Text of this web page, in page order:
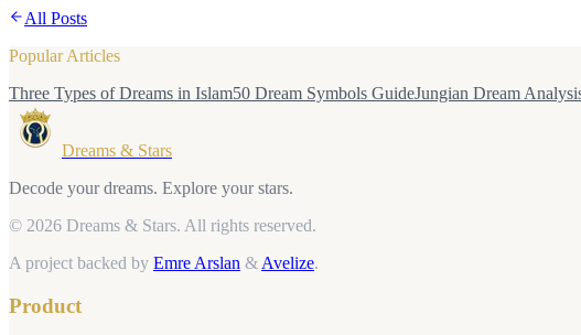
All Posts
Popular Articles
Three Types of Dreams in Islam50 Dream Symbols GuideJungian Dream
Dreams & Stars
Decode your dreams. Explore your stars.
© 2026 Dreams & Stars. All rights reserved.
A project backed by Emre Arslan &Avelize.
Product